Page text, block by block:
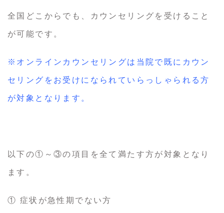
全国どこからでも、カウンセリングを受けること
が可能です。
※オンラインカウンセリングは当院で既にカウン
セリングをお受けになられていらっしゃられる方
が対象となります。
以下の①～③の項目を全て満たす方が対象となり
ます。
① 症状が急性期でない方